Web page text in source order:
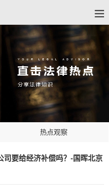
热点观察
司要给经济补偿吗？-国晖北京